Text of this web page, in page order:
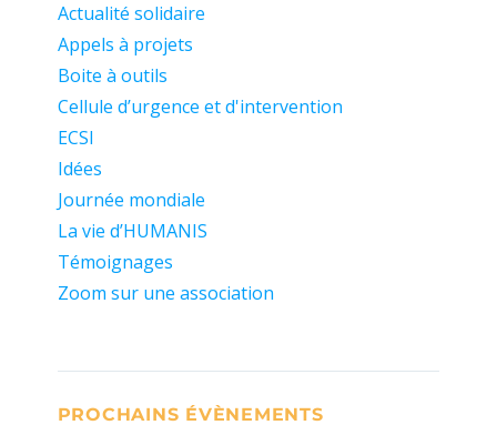
Actualité solidaire
Appels à projets
Boite à outils
Cellule d’urgence et d'intervention
ECSI
Idées
Journée mondiale
La vie d’HUMANIS
Témoignages
Zoom sur une association
PROCHAINS ÉVÈNEMENTS